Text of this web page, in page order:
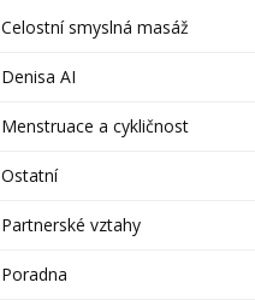
Celostní smyslná masáž
Denisa AI
Menstruace a cykličnost
Ostatní
Partnerské vztahy
Poradna